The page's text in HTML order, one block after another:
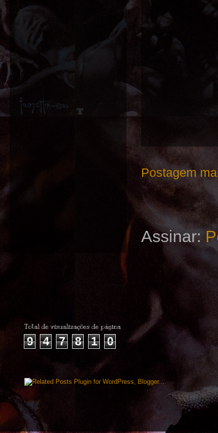
Postagem
Assinar:
Total de visualizações de página
9 4 7 8 1 0